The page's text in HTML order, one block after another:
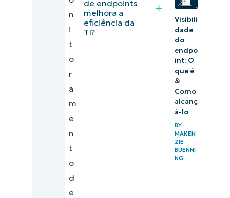
encontrar uma
solução de
monitoramento
Comece a
monitorar
seus
endpoints
com o
NinjaOne
n
i
t
o
r
a
m
e
n
t
o
d
e
de endpoints
melhora a
eficiência da
TI?
Visibili
dade
do
endpo
int: O
que é
&
Como
alcanç
á-lo
BY
MAKEN
ZIE
BUENNI
NG